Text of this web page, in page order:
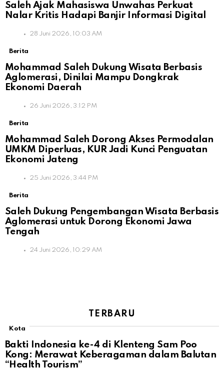
Saleh Ajak Mahasiswa Unwahas Perkuat
Nalar Kritis Hadapi Banjir Informasi Digital
28 Juni 2026, 10:03 AM
Berita
Mohammad Saleh Dukung Wisata Berbasis
Aglomerasi, Dinilai Mampu Dongkrak
Ekonomi Daerah
26 Juni 2026, 3:12 PM
Berita
Mohammad Saleh Dorong Akses Permodalan
UMKM Diperluas, KUR Jadi Kunci Penguatan
Ekonomi Jateng
25 Juni 2026, 3:44 PM
Berita
Saleh Dukung Pengembangan Wisata Berbasis
Aglomerasi untuk Dorong Ekonomi Jawa
Tengah
24 Juni 2026, 10:29 AM
TERBARU
Kota
Bakti Indonesia ke-4 di Klenteng Sam Poo
Kong: Merawat Keberagaman dalam Balutan
“Health Tourism”